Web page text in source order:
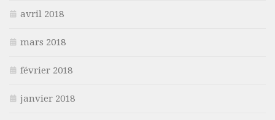
avril 2018
mars 2018
février 2018
janvier 2018